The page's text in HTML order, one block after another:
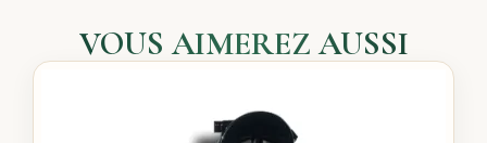
VOUS AIMEREZ AUSSI